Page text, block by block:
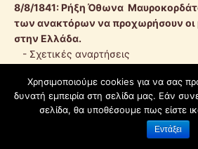
8/8/1841:Ρήξη Όθωνα 
των ανακτόρων να προχωρήσουν οι
στην Ελλάδα.
- Σχετικές αναρτήσεις
schoolpress.sch.gr
Όροι Χρήσης schoolpress.sch.gr|
Χρησιμοποιούμε cookies για να σας
δυνατή εμπειρία στη σελίδα μας. Εάν
σελίδα, θα υποθέσουμε πως είστε
Εντάξει